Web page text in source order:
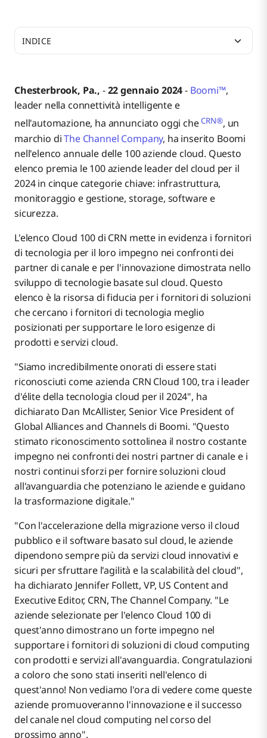
Chesterbrook, Pa., -22 gennaio 2024- Boomi™,
leader nella connettività intelligente e
nell'automazione, ha annunciato oggi che CRN®, un
marchio diThe Channel Company, ha inserito Boomi
nell'elenco annuale delle 100 aziende cloud. Questo
elenco premia le 100 aziende leader del cloud per il
2024 in cinque categorie chiave: infrastruttura,
monitoraggio e gestione, storage, software e
sicurezza.
L'elenco Cloud 100 di CRN mette in evidenza i fornitori
di tecnologia per il loro impegno nei confronti dei
partner di canale e per l'innovazione dimostrata nello
sviluppo di tecnologie basate sul cloud. Questo
elenco è la risorsa di fiducia per i fornitori di soluzioni
che cercano i fornitori di tecnologia meglio
posizionati per supportare le loro esigenze di
prodotti e servizi cloud.
"Siamo incredibilmente onorati di essere stati
riconosciuti come azienda CRN Cloud 100, tra i leader
d'élite della tecnologia cloud per il 2024", ha
dichiarato Dan McAllister, Senior Vice President of
Global Alliances and Channels di Boomi. "Questo
stimato riconoscimento sottolinea il nostro costante
impegno nei confronti dei nostri partner di canale e i
nostri continui sforzi per fornire soluzioni cloud
all'avanguardia che potenziano le aziende e guidano
la trasformazione digitale."
"Con l'accelerazione della migrazione verso il cloud
pubblico e il software basato sul cloud, le aziende
dipendono sempre più da servizi cloud innovativi e
sicuri per sfruttare l'agilità e la scalabilità del cloud",
ha dichiarato Jennifer Follett, VP, US Content and
Executive Editor, CRN, The Channel Company. "Le
aziende selezionate per l'elenco Cloud 100 di
quest'anno dimostrano un forte impegno nel
supportare i fornitori di soluzioni di cloud computing
con prodotti e servizi all'avanguardia. Congratulazioni
a coloro che sono stati inseriti nell'elenco di
quest'anno! Non vediamo l'ora di vedere come queste
aziende promuoveranno l'innovazione e il successo
del canale nel cloud computing nel corso del
prossimo anno".
INDICE
Informazioni su Boomi